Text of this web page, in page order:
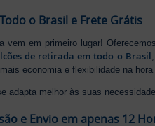
o Brasil e Frete Grátis
vem em primeiro lugar! Oferecemos
de retirada em todo o Brasil
economia e flexibilidade na
adapta melhor às suas
e Envio em apenas 12